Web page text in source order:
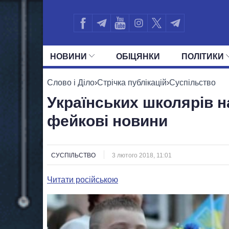
НОВИНИ ОБIЦЯНКИ ПОЛIТИКИ
УСІ ПОЛІТИКИ ПРЕЗИДЕНТ І ОФІС
Слово і Діло›Стрічка публікацій›Суспільство
Українських школярів
фейкові новини
СУСПІЛЬСТВО 3 лютого 2018, 11:01
Читати російською